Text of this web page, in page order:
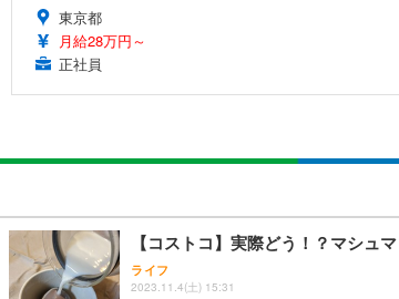
東京都
月給28万円～
正社員
【コストコ】実際どう！？マシュ
ライフ
2023.11.4(土) 15:31